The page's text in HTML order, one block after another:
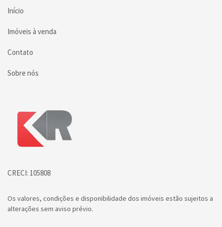
Início
Imóveis à venda
Contato
Sobre nós
Página inicial
CRECI: 105808
Os valores, condições e disponibilidade dos imóveis estão sujeitos a
alterações sem aviso prévio.